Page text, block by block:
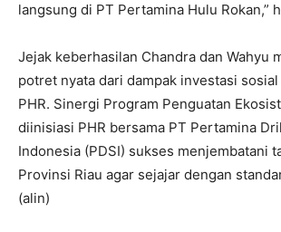
langsung di PT Pertamina Hulu Rokan,”
Jejak keberhasilan Chandra dan Wahyu
potret nyata dari dampak investasi
PHR. Sinergi Program Penguatan
diinisiasi PHR bersama PT Pertamina
Indonesia (PDSI) sukses menjembatani
Provinsi Riau agar sejajar dengan
(alin)